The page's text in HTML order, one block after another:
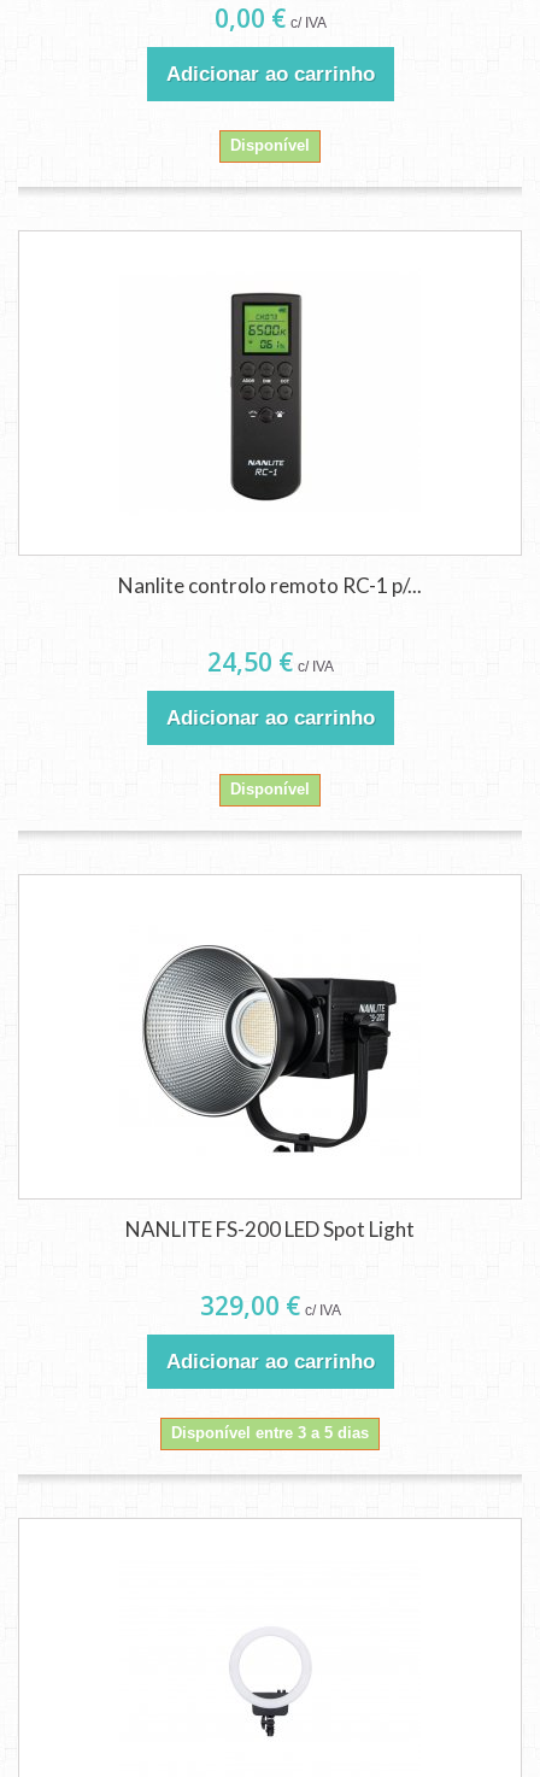
0,00 € c/ IVA
Adicionar ao carrinho
Disponível
Nanlite controlo remoto RC-1 p/...
24,50 € c/ IVA
Adicionar ao carrinho
Disponível
NANLITE FS-200 LED Spot Light
329,00 € c/ IVA
Adicionar ao carrinho
Disponível entre 3 a 5 dias